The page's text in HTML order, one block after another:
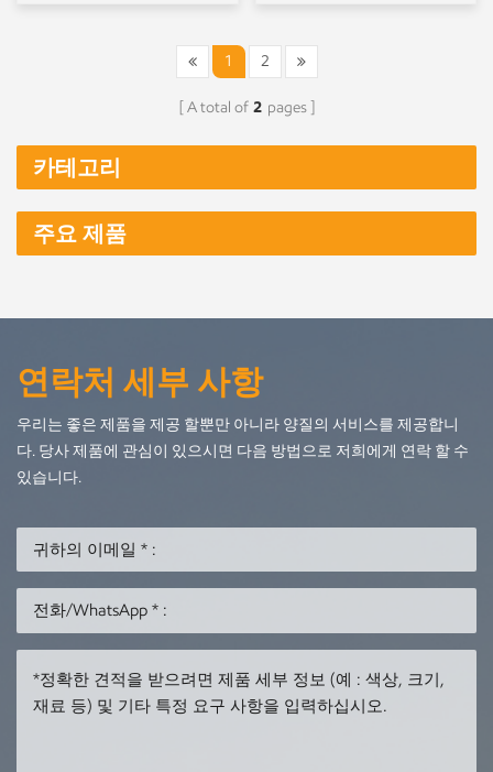
1 2
A total of 2 pages
카테고리
주요 제품
연락처 세부 사항
우리는 좋은 제품을 제공 할뿐만 아니라 양질의 서비스를 제공합니
다. 당사 제품에 관심이 있으시면 다음 방법으로 저희에게 연락 할 수
있습니다.